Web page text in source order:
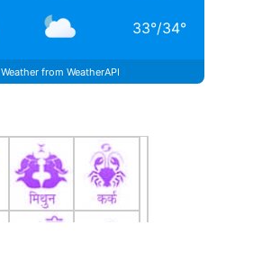
33°/34°
Weather from WeatherAPI